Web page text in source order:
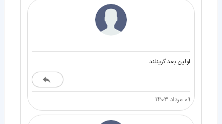
اولین بعد گرینلند
09 مرداد 1403